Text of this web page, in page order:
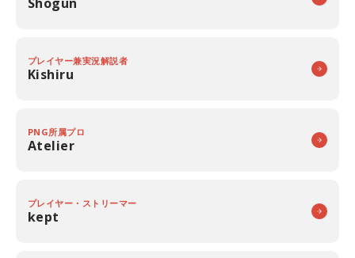
プレイヤー兼実況解説者
Kishiru
PNG所属プロ
Atelier
プレイヤー・ストリーマー
kept